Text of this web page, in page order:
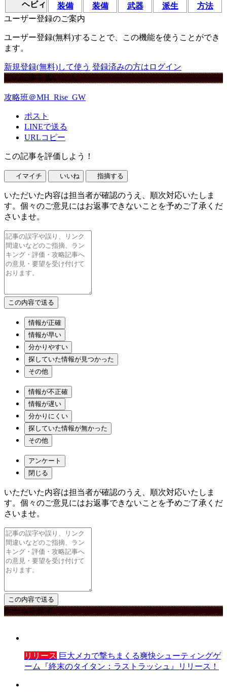
ヘビィ 装備 装備 武器 派生
方法
ユーザー登録のご案内
ユーザー登録(無料)することで、この機能を使うことができ
ます。
新規登録(無料)して使う 登録済みの方はログイン
この記事を書いた人
攻略班＠MH_Rise_GW
ポスト
LINEで送る
URLコピー
この記事を評価しよう！
イマイチ いいね 指摘する
いただいた内容は担当者が確認のうえ、順次対応いたしま
す。個々のご意見にはお返事できないことを予めご了承くだ
さいませ。
情報が正確
情報が早い
分かりやすい
探していた情報が見つかった
その他
情報が不正確
情報が遅い
分かりにくい
探していた情報が無かった
その他
アンケート
閉じる
いただいた内容は担当者が確認のうえ、順次対応いたしま
す。個々のご意見にはお返事できないことを予めご了承くだ
さいませ。
ゲームを探す
リリース 巨大メカで撃ちまくる爽快シューティングゲ
ーム『終末のタイタン：ラストラッシュ』リリース！